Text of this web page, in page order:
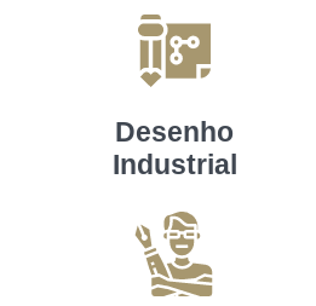
Desenho
Industrial